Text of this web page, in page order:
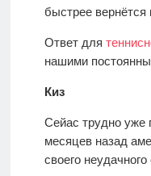
быстрее
Ответ для
нашими
Киз
Сейас трудно уже
месяцев назад
своего